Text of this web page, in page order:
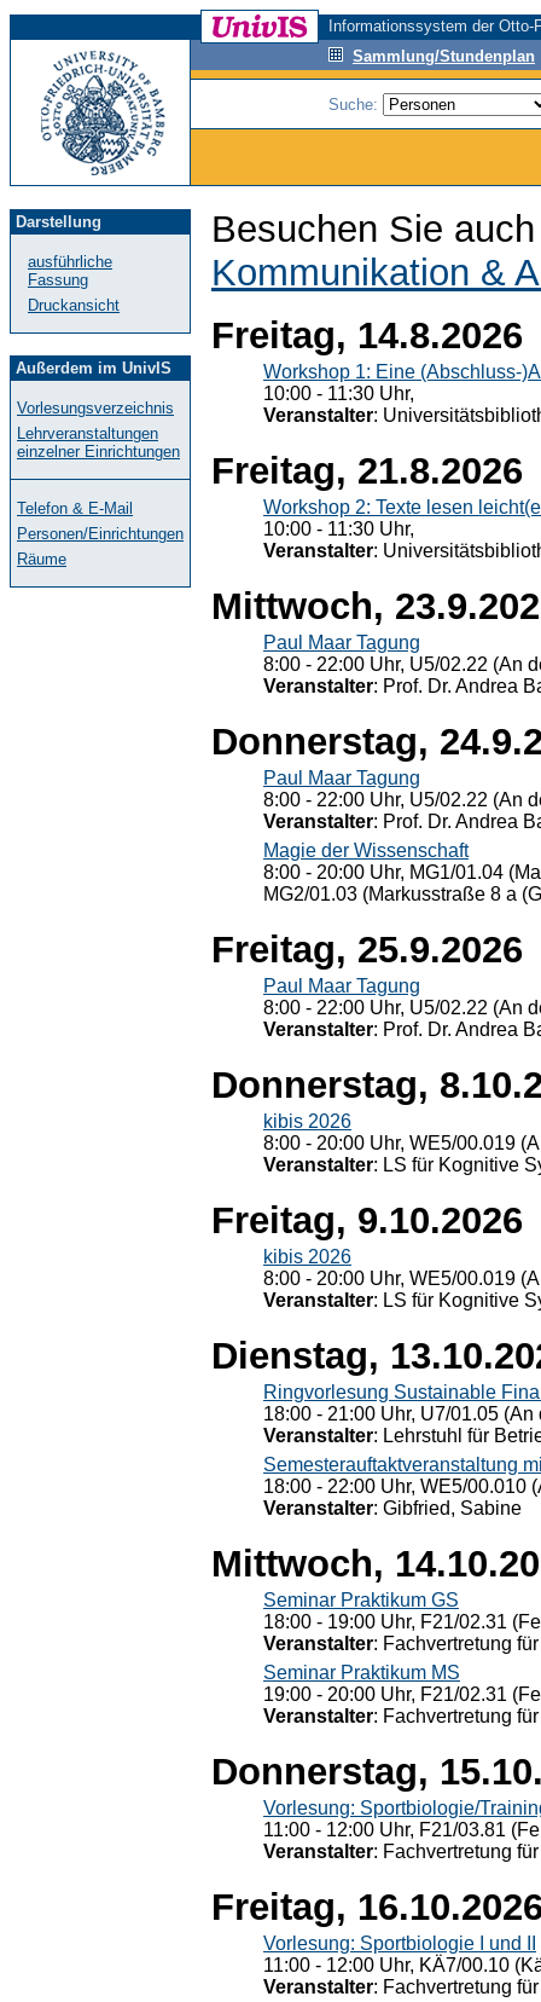
Informationssystem der
Sammlung/Stundenplan
Suche:
Darstellung
ausführliche
Fassung
Druckansicht
Außerdem im UnivIS
Vorlesungsverzeichnis
Lehrveranstaltungen
einzelner Einrichtungen
Telefon & E-Mail
Personen/Einrichtungen
Räume
Besuchen Sie
Kommunikation &
Freitag, 14.8.2026
Workshop 1: Eine (Abschluss-
10:00 - 11:30 Uhr,
Veranstalter:
Freitag, 21.8.2026
Workshop 2: Texte lesen
10:00 - 11:30 Uhr,
Veranstalter:
Mittwoch,
Paul Maar Tagung
8:00 - 22:00 Uhr, U5/02.22 (An
Veranstalter: Prof. Dr. Andrea
Donnerstag,
Paul Maar Tagung
8:00 - 22:00 Uhr, U5/02.22 (An
Veranstalter: Prof. Dr. Andrea
Magie der Wissenschaft
8:00 - 20:00 Uhr, MG1/01.04
MG2/01.03 (Markusstraße 8 a
Freitag, 25.9.2026
Paul Maar Tagung
8:00 - 22:00 Uhr, U5/02.22 (An
Veranstalter: Prof. Dr. Andrea
Donnerstag,
kibis 2026
8:00 - 20:00 Uhr, WE5/00.019
Veranstalter: LS für Kognitive
Freitag, 9.10.2026
kibis 2026
8:00 - 20:00 Uhr, WE5/00.019
Veranstalter: LS für Kognitive
Dienstag,
Ringvorlesung Sustainable
18:00 - 21:00 Uhr, U7/01.05
Veranstalter: Lehrstuhl für
Semesterauftaktveranstaltung
18:00 - 22:00 Uhr, WE5/00.010
Veranstalter: Gibfried, Sabine
Mittwoch,
Seminar Praktikum GS
18:00 - 19:00 Uhr, F21/02.31
Veranstalter: Fachvertretung
Seminar Praktikum MS
19:00 - 20:00 Uhr, F21/02.31
Veranstalter: Fachvertretung
Donnerstag,
Vorlesung: Sportbiologie/
11:00 - 12:00 Uhr, F21/03.81
Veranstalter: Fachvertretung
Freitag,
Vorlesung: Sportbiologie I und II
11:00 - 12:00 Uhr, KÄ7/00.10
Veranstalter: Fachvertretung